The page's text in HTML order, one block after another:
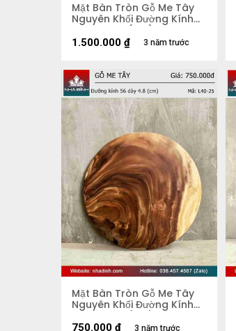
Mặt Bàn Tròn Gỗ Me Tây
Nguyên Khối Đường Kính
74 Dày 3.9 (cm)
3 năm trước
1.500.000 ₫
Mặt Bàn Tròn Gỗ Me Tây
Nguyên Khối Đường Kính
56 Dày 4,8 (cm)
3 năm trước
750.000 ₫